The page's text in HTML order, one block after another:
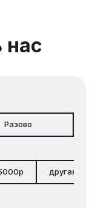
нас
Разово
другая